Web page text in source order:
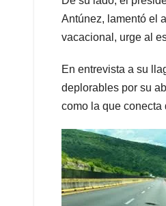
Antúnez, lamentó el
vacacional, urge al
En entrevista a su
deplorables por su
como la que